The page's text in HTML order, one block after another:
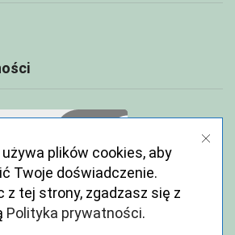
plików cookies, aby
Twoje doświadczenie.
z tej strony, zgadzasz się z
Polityka prywatności.